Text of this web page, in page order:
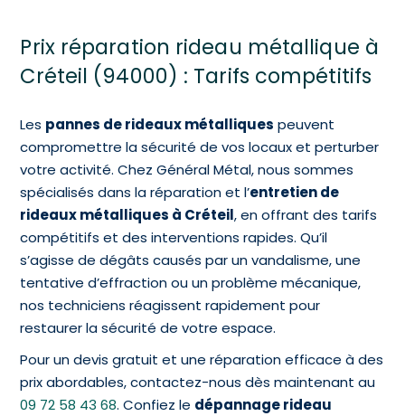
Prix réparation rideau métallique à
Créteil (94000) : Tarifs compétitifs
Les pannes de rideaux métalliques peuvent
compromettre la sécurité de vos locaux et perturber
votre activité. Chez Général Métal, nous sommes
spécialisés dans la réparation et l’entretien de
rideaux métalliques à Créteil, en offrant des tarifs
compétitifs et des interventions rapides. Qu’il
s’agisse de dégâts causés par un vandalisme, une
tentative d’effraction ou un problème mécanique,
nos techniciens réagissent rapidement pour
restaurer la sécurité de votre espace.
Pour un devis gratuit et une réparation efficace à des
prix abordables, contactez-nous dès maintenant au
09 72 58 43 68. Confiez le dépannage rideau